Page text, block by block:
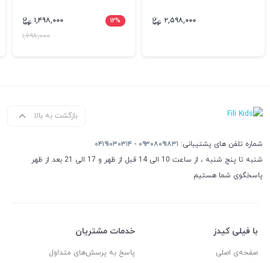
۲,۵۹۸,۰۰۰ ۱۲%
۱,۴۹۸,۰۰۰
۱,۶۹۸,۰۰۰
بازگشت به بالا
شماره تلفن های پشتیبانی: ۰۹۳۰۸۰۹۱۸۳۱ - ۰۴۱۹۱۰۳۰۳۱۴
شنبه تا پنج شنبه ، از ساعت 10 الی 14 قبل از ظهر و 17 الی 21 بعد از ظهر
پاسخگوی شما هستیم
با فیلی کیدز
صفحه‌ی اصلی
خدمات مشتریان
پاسخ به پرسش‌های متداول